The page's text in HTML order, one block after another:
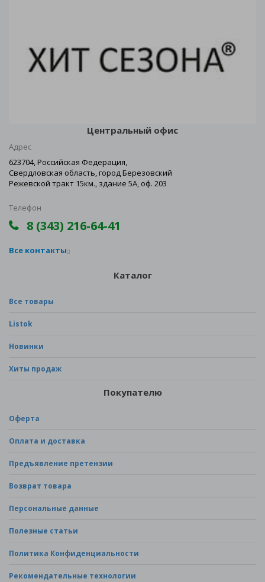
Центральный офис
Адрес
623704, Российская Федерация,
Свердловская область, город Березовский
Режевской тракт 15км., здание 5А, оф. 203
Телефон
8 (343) 216-64-41
Все контакты
Каталог
Все товары
Listok
Новинки
Хиты продаж
Покупателю
Оферта
Оплата и доставка
Предъявление претензии
Возврат товара
Персональные данные
Полезные статьи
Политика Конфиденциальности
Рекомендательные технологии